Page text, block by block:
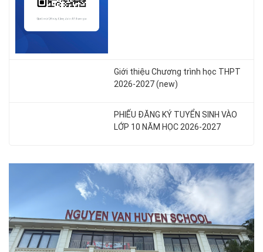
Giới thiệu Chương trình học THPT
2026-2027 (new)
PHIẾU ĐĂNG KÝ TUYỂN SINH VÀO
LỚP 10 NĂM HỌC 2026-2027